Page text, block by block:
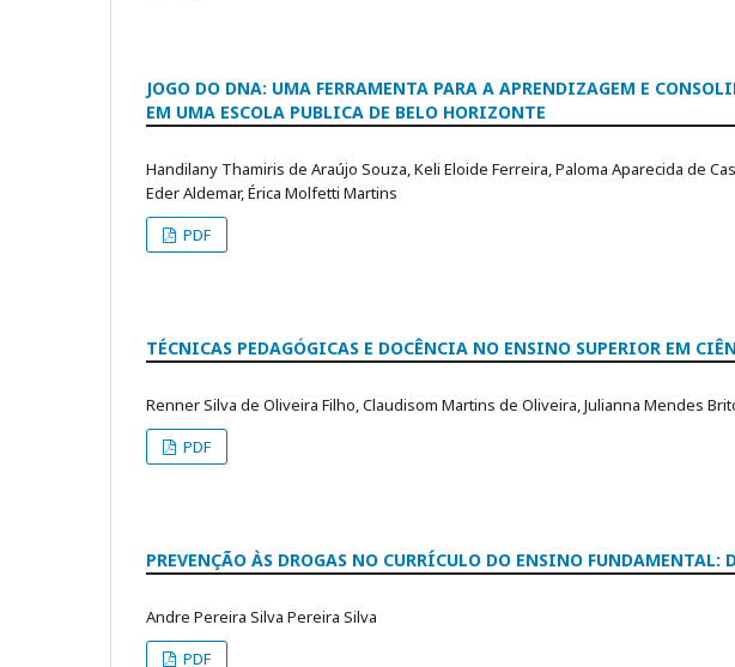
JOGO DO DNA: UMA FERRAMENTA PARA A APRENDIZAGEM E
EM UMA ESCOLA PUBLICA DE BELO HORIZONTE
Handilany Thamiris de Araújo Souza, Keli Eloide Ferreira, Paloma Aparecida de
Eder Aldemar, Érica Molfetti Martins
PDF
TÉCNICAS PEDAGÓGICAS E DOCÊNCIA NO ENSINO SUPERIOR EM
Renner Silva de Oliveira Filho, Claudisom Martins de Oliveira, Julianna Mendes
PDF
PREVENÇÃO ÀS DROGAS NO CURRÍCULO DO ENSINO FUNDAMENTAL:
Andre Pereira Silva Pereira Silva
PDF